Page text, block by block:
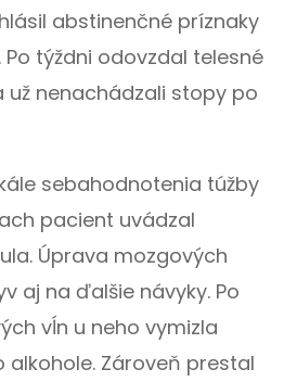
abstinenčné príznaky
týždni odovzdal telesné
už nenachádzali stopy po
sebahodnotenia túžby
pacient uvádzal
Úprava mozgových
aj na ďalšie návyky. Po
vĺn u neho vymizla
Zároveň prestal